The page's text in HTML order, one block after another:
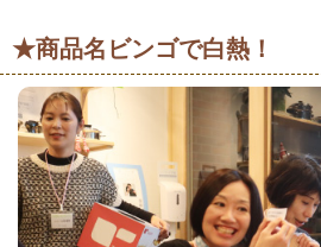
★商品名ビンゴで白熱！